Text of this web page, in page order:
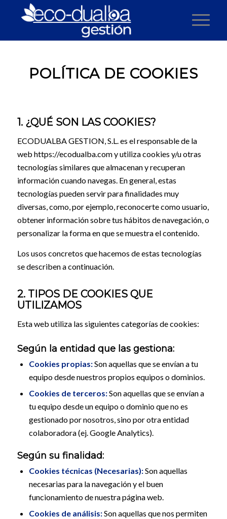
POLÍTICA DE COOKIES
1. ¿QUÉ SON LAS COOKIES?
ECODUALBA GESTION, S.L. es el responsable de la
web https://ecodualba.com y utiliza cookies y/u otras
tecnologías similares que almacenan y recuperan
información cuando navegas. En general, estas
tecnologías pueden servir para finalidades muy
diversas, como, por ejemplo, reconocerte como usuario,
obtener información sobre tus hábitos de navegación, o
personalizar la forma en que se muestra el contenido.
Los usos concretos que hacemos de estas tecnologías
se describen a continuación.
2. TIPOS DE COOKIES QUE
UTILIZAMOS
Esta web utiliza las siguientes categorías de cookies:
Según la entidad que las gestiona:
Cookies propias:Son aquellas que se envían a tu
equipo desde nuestros propios equipos o dominios.
Cookies de terceros:Son aquellas que se envían a
tu equipo desde un equipo o dominio que no es
gestionado por nosotros, sino por otra entidad
colaboradora (ej. Google Analytics).
Según su finalidad:
Cookies técnicas (Necesarias):Son aquellas
necesarias para la navegación y el buen
funcionamiento de nuestra página web.
Cookies de análisis:Son aquellas que nos permiten